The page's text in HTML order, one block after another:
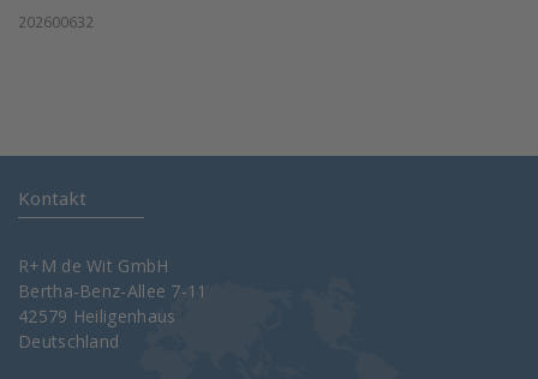
202600632
Kontakt
R+M de Wit GmbH
Bertha-Benz-Allee 7-11
42579 Heiligenhaus
Deutschland